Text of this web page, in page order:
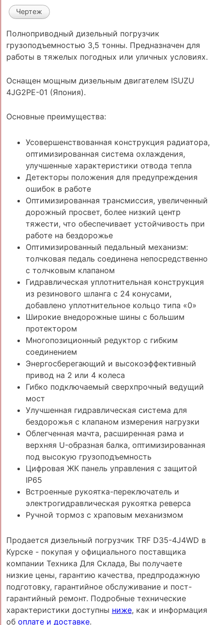
Чертеж
Полноприводный дизельный погрузчик
грузоподъемностью 3,5 тонны. Предназначен для
работы в тяжелых погодных или уличных условиях.
Оснащен мощным дизельным двигателем ISUZU
4JG2PE-01 (Япония).
Основные преимущества:
Усовершенствованная конструкция радиатора,
оптимизированная система охлаждения,
улучшенные характеристики отвода тепла
Детекторы положения для предупреждения
ошибок в работе
Оптимизированная трансмиссия, увеличенный
дорожный просвет, более низкий центр
тяжести, что обеспечивает устойчивость при
работе на бездорожье
Оптимизированный педальный механизм:
толчковая педаль соединена непосредственно
с толчковым клапаном
Гидравлическая уплотнительная конструкция
из резинового шланга с 24 конусами,
добавлено уплотнительное кольцо типа «0»
Широкие внедорожные шины с большим
протектором
Многопозиционный редуктор с гибким
соединением
Энергосберегающий и высокоэффективный
привод на 2 или 4 колеса
Гибко подключаемый сверхпрочный ведущий
мост
Улучшенная гидравлическая система для
бездорожья с клапаном измерения нагрузки
Облегченная мачта, расширенная рама и
верхняя U-образная балка, оптимизированная
под высокую грузоподъемность
Цифровая ЖК панель управления с защитой
IP65
Встроенные рукоятка-переключатель и
электрогидравлическая рукоятка реверса
Ручной тормоз с храповым механизмом
Продается дизельный погрузчик TRF D35-4J4WD в
Курске - покупая у официального поставщика
компании Техника Для Склада, Вы получаете
низкие цены, гарантию качества, предпродажную
подготовку, гарантийное обслуживание и пост-
гарантийный ремонт. Подробные технические
характеристики доступны ниже, как и информация
об оплате и доставке.